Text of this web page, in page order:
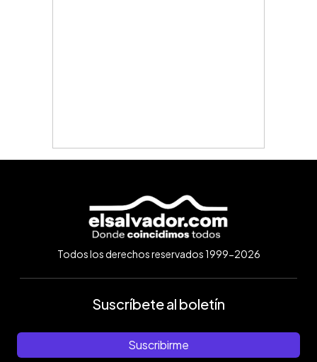
Todos los derechos reservados 1999-2026
Suscríbete al boletín
Suscribirme